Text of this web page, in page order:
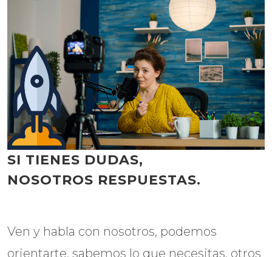
SI TIENES DUDAS,
NOSOTROS RESPUESTAS.
Ven y habla con nosotros, podemos
orientarte, sabemos lo que necesitas, otros